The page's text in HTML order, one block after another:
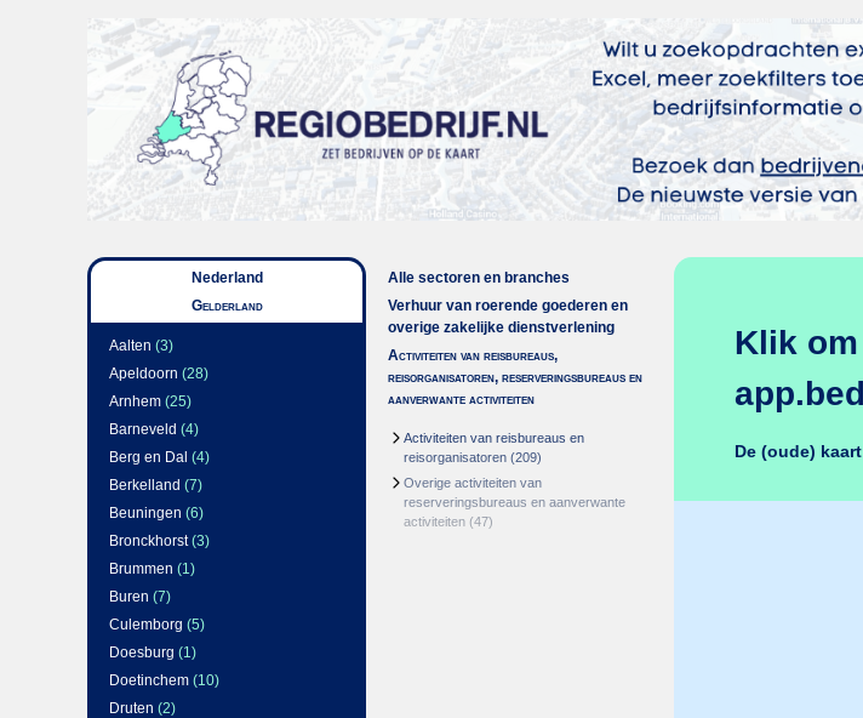
Nederland
Gelderland
Aalten (3)
Apeldoorn (28)
Arnhem (25)
Barneveld (4)
Berg en Dal (4)
Berkelland (7)
Beuningen (6)
Bronckhorst(3)
Brummen (1)
Buren (7)
Culemborg (5)
Doesburg (1)
Doetinchem (10)
Druten (2)
Alle sectoren en branches
Verhuur van roerende goederen en
overige zakelijke dienstverlening
Activiteiten van reisbureaus,
reisorganisatoren, reserveringsbureaus en
aanverwante activiteiten
Activiteiten van reisbureaus en
reisorganisatoren (209)
Overige activiteiten van
reserveringsbureaus en aanverwante
activiteiten (47)
Klik
De (oude)